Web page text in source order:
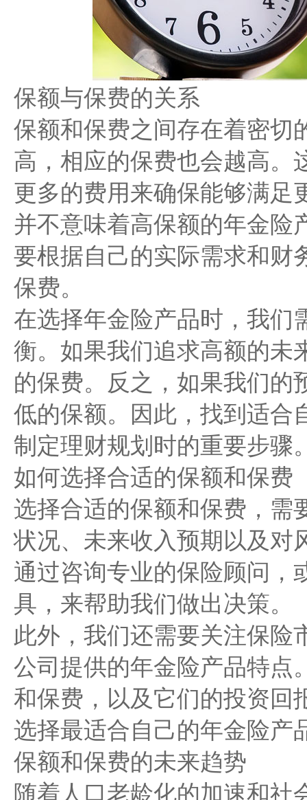
保额与保费的关系
保额和保费之间存在着密切
高，相应的保费也会越高。
更多的费用来确保能够满足
并不意味着高保额的年金险
要根据自己的实际需求和财
保费。
在选择年金险产品时，我们
衡。如果我们追求高额的未
的保费。反之，如果我们的
低的保额。因此，找到适合
制定理财规划时的重要步骤
如何选择合适的保额和保费
选择合适的保额和保费，需
状况、未来收入预期以及对
通过咨询专业的保险顾问，
具，来帮助我们做出决策。
此外，我们还需要关注保险
公司提供的年金险产品特点
和保费，以及它们的投资回
选择最适合自己的年金险产
保额和保费的未来趋势
随着人口老龄化的加速和社